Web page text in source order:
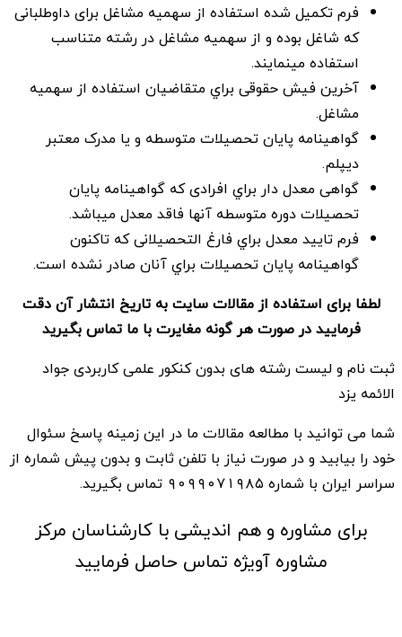
فرم تكميل شده استفاده از سهميه مشاغل برای داوطلبانی
كه شاغل بوده و از سهميه مشاغل در رشته متناسب
استفاده مينمايند.
آخرين فيش حقوقی براي متقاضيان استفاده از سهميه
مشاغل.
گواهينامه پايان تحصيلات متوسطه و يا مدرک معتبر
ديپلم.
گواهی معدل دار براي افرادی كه گواهينامه پايان
تحصيلات دوره متوسطه آنها فاقد معدل ميباشد.
فرم تاييد معدل براي فارغ التحصيلانی كه تاكنون
گواهينامه پايان تحصيلات براي آنان صادر نشده است.
لطفا برای استفاده از مقالات سایت به تاریخ انتشار آن دقت
فرمایید در صورت هر گونه مغایرت با ما تماس بگیرید
ثبت نام و لیست رشته های بدون کنکور علمی کاربردی جواد
الائمه یزد
شما می توانید با مطالعه مقالات ما در این زمینه پاسخ سئوال
خود را بیابید و در صورت نیاز با تلفن ثابت و بدون پیش شماره از
سراسر ایران با شماره ۹۰۹۹۰۷۱۹۸۵ تماس بگیرید.
برای مشاوره و هم اندیشی با کارشناسان مرکز
مشاوره آویژه تماس حاصل فرمایید